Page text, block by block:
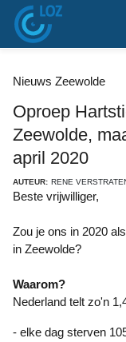
Nieuws Zeewolde
Oproep
Zeewolde,
april 2020
AUTEUR: RENE
Beste vrijwilliger,
Zou je ons in 2020
in Zeewolde?
Waarom?
Nederland telt zo'n
- elke dag sterven 105 mensen aan een hart- of vaatziekte: